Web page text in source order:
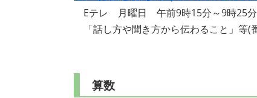
Eテレ 月曜日 午前9時15分～9時25分
「話し方や聞き方から伝わること」等(
算数